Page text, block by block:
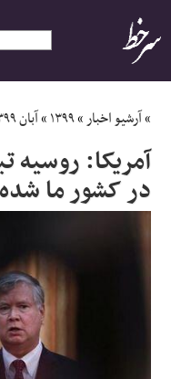
ایران
سیاسی
اقتصاد
»آرشیو اخبار»۱۳۹۹»آبان ۱۳۹۹
آمریکا: روسیه
در کشور ما